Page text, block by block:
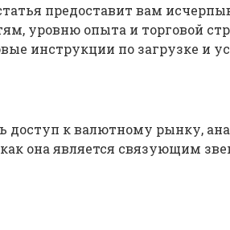
предоставит вам
уровню опыта и торговой
инструкции по загрузке и
доступ к валютному рынку,
она является связующим